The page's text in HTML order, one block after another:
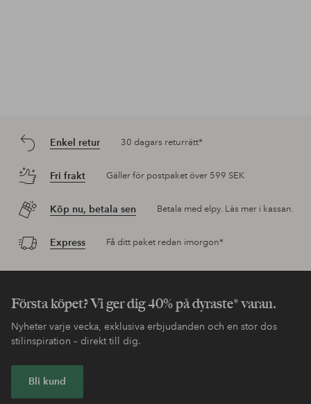
Enkel retur 30 dagars returrätt*
Fri frakt Gäller för postpaket över 599 SEK
Köp nu, betala sen Betala med elpy. Läs mer i kassan.
Express Få ditt paket redan imorgon*
Första köpet? Vi ger dig 40% på dyraste* varan.
Nyheter varje vecka, exklusiva erbjudanden och en stor dos
stilinspiration – direkt till dig.
Bli kund